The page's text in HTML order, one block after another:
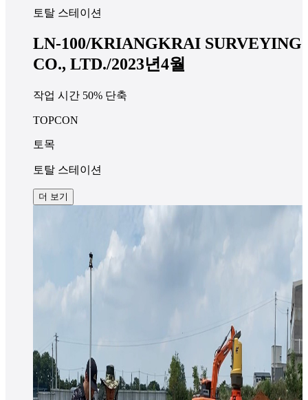
토탈 스테이션
LN-100/KRIANGKRAI SURVEYING
CO., LTD./2023년4월
작업 시간 50% 단축
TOPCON
토목
토탈 스테이션
더 보기